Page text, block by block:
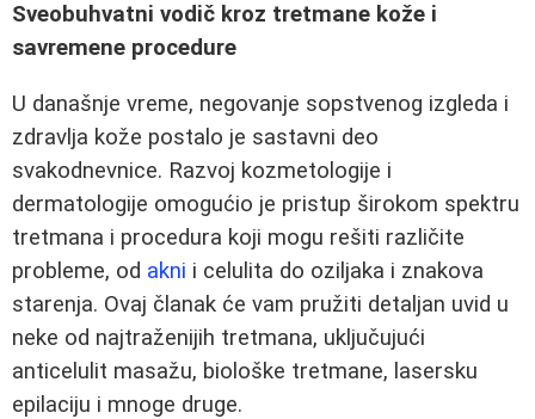
Sveobuhvatni vodič kroz tretmane kože i
savremene procedure
U današnje vreme, negovanje sopstvenog izgleda i
zdravlja kože postalo je sastavni deo
svakodnevnice. Razvoj kozmetologije i
dermatologije omogućio je pristup širokom spektru
tretmana i procedura koji mogu rešiti različite
probleme, od akni i celulita do oziljaka i znakova
starenja. Ovaj članak će vam pružiti detaljan uvid u
neke od najtraženijih tretmana, uključujući
anticelulit masažu, biološke tretmane, lasersku
epilaciju i mnoge druge.